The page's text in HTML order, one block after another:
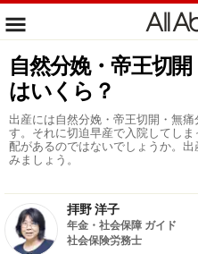
自然分娩・帝王切
はいくら？
出産には自然分娩・帝王切開・無
す。それに切迫早産で入院してし
配があるのではないでしょうか。
みましょう。
拝野 洋子
年金・社会保障 ガイド
社会保険労務士